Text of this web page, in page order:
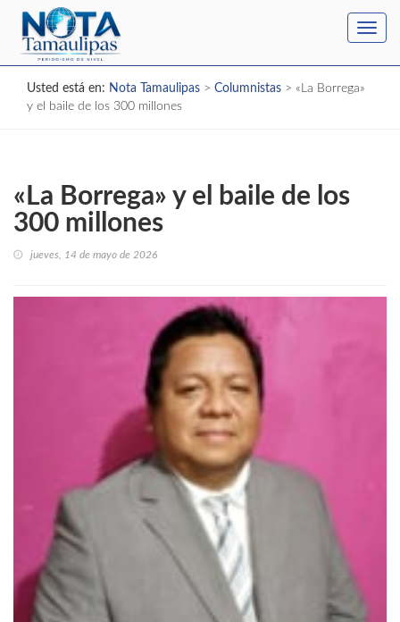
Usted está en: Nota Tamaulipas > Columnistas > «La Borrega»
y el baile de los 300 millones
«La Borrega» y el baile de los
300 millones
jueves, 14 de mayo de 2026